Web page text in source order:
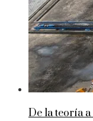
De la teoría